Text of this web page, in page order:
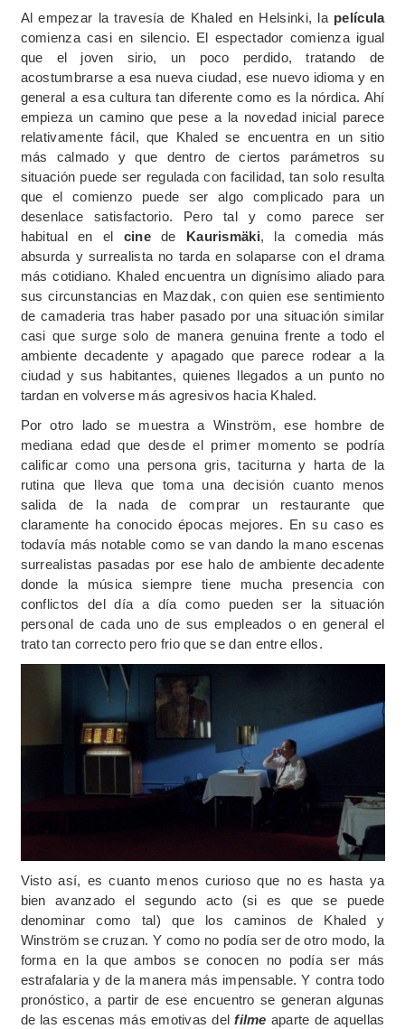
Al empezar la travesía de Khaled en Helsinki, la película
comienza casi en silencio. El espectador comienza igual
que el joven sirio, un poco perdido, tratando de
acostumbrarse a esa nueva ciudad, ese nuevo idioma y en
general a esa cultura tan diferente como es la nórdica. Ahí
empieza un camino que pese a la novedad inicial parece
relativamente fácil, que Khaled se encuentra en un sitio
más calmado y que dentro de ciertos parámetros su
situación puede ser regulada con facilidad, tan solo resulta
que el comienzo puede ser algo complicado para un
desenlace satisfactorio. Pero tal y como parece ser
habitual en el cinede Kaurismäki, la comedia más
absurda y surrealista no tarda en solaparse con el drama
más cotidiano. Khaled encuentra un dignísimo aliado para
sus circunstancias en Mazdak, con quien ese sentimiento
de camaderia tras haber pasado por una situación similar
casi que surge solo de manera genuina frente a todo el
ambiente decadente y apagado que parece rodear a la
ciudad y sus habitantes, quienes llegados a un punto no
tardan en volverse más agresivos hacia Khaled.
Por otro lado se muestra a Winström, ese hombre de
mediana edad que desde el primer momento se podría
calificar como una persona gris, taciturna y harta de la
rutina que lleva que toma una decisión cuanto menos
salida de la nada de comprar un restaurante que
claramente ha conocido épocas mejores. En su caso es
todavía más notable como se van dando la mano escenas
surrealistas pasadas por ese halo de ambiente decadente
donde la música siempre tiene mucha presencia con
conflictos del día a día como pueden ser la situación
personal de cada uno de sus empleados o en general el
trato tan correcto pero frio que se dan entre ellos.
Visto así, es cuanto menos curioso que no es hasta ya
bien avanzado el segundo acto (si es que se puede
denominar como tal) que los caminos de Khaled y
Winström se cruzan. Y como no podía ser de otro modo, la
forma en la que ambos se conocen no podía ser más
estrafalaria y de la manera más impensable. Y contra todo
pronóstico, a partir de ese encuentro se generan algunas
de las escenas más emotivas delfilme aparte de aquellas